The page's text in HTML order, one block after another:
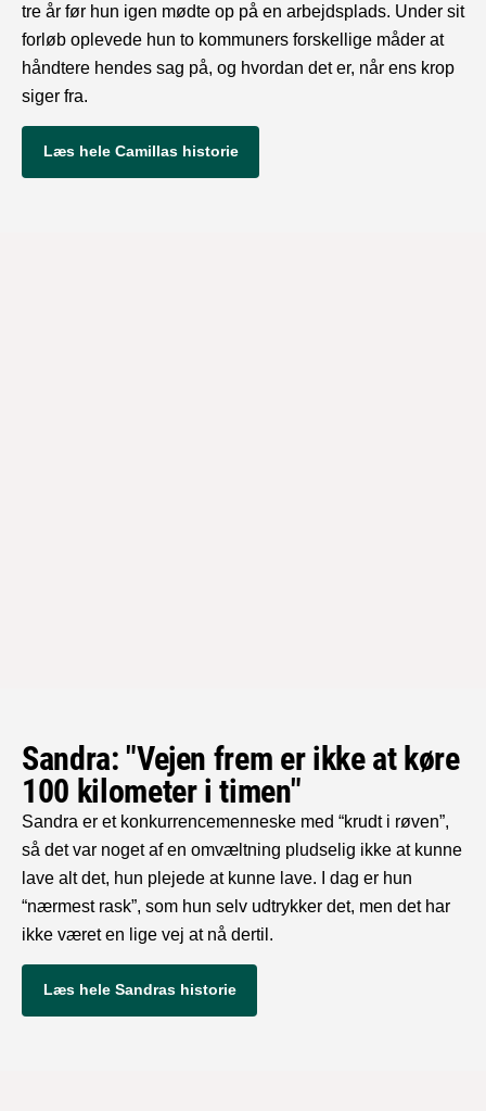
tre år før hun igen mødte op på en arbejdsplads. Under sit
forløb oplevede hun to kommuners forskellige måder at
håndtere hendes sag på, og hvordan det er, når ens krop
siger fra.
Læs hele Camillas historie
Sandra: "Vejen frem er ikke at køre
100 kilometer i timen"
Sandra er et konkurrencemenneske med “krudt i røven”,
så det var noget af en omvæltning pludselig ikke at kunne
lave alt det, hun plejede at kunne lave. I dag er hun
“nærmest rask”, som hun selv udtrykker det, men det har
ikke været en lige vej at nå dertil.
Læs hele Sandras historie